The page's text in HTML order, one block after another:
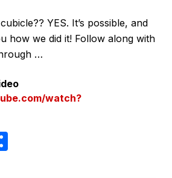
YES. It’s possible, and
how we did it! Follow along with
…
watch?